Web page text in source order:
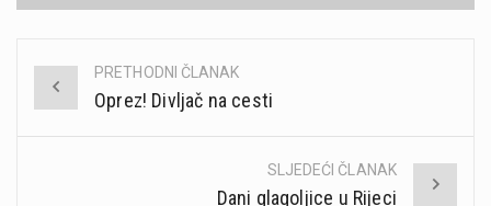
Post
navigation
PRETHODNI ČLANAK
Oprez! Divljač na cesti
SLJEDEĆI ČLANAK
Dani glagoljice u Rijeci